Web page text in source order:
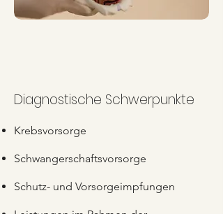
Diagnostische Schwerpunkte
Krebsvorsorge
Schwangerschaftsvorsorge
Schutz- und Vorsorgeimpfungen